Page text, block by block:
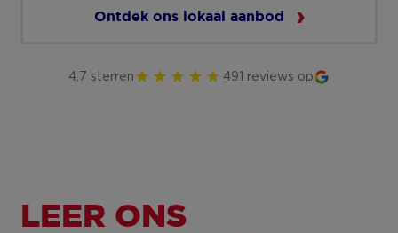
Ontdek ons lokaal aanbod
4.7 sterren 491 reviews op
LEER ONS